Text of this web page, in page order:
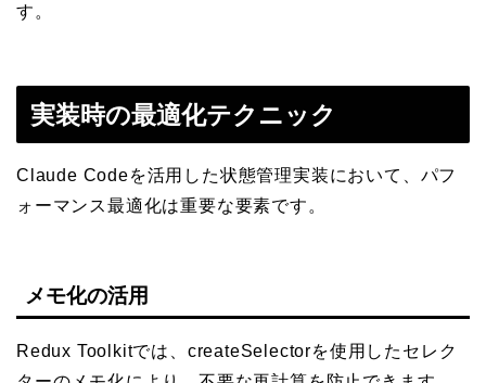
す。
実装時の最適化テクニック
Claude Codeを活用した状態管理実装において、パフ
ォーマンス最適化は重要な要素です。
メモ化の活用
Redux Toolkitでは、createSelectorを使用したセレク